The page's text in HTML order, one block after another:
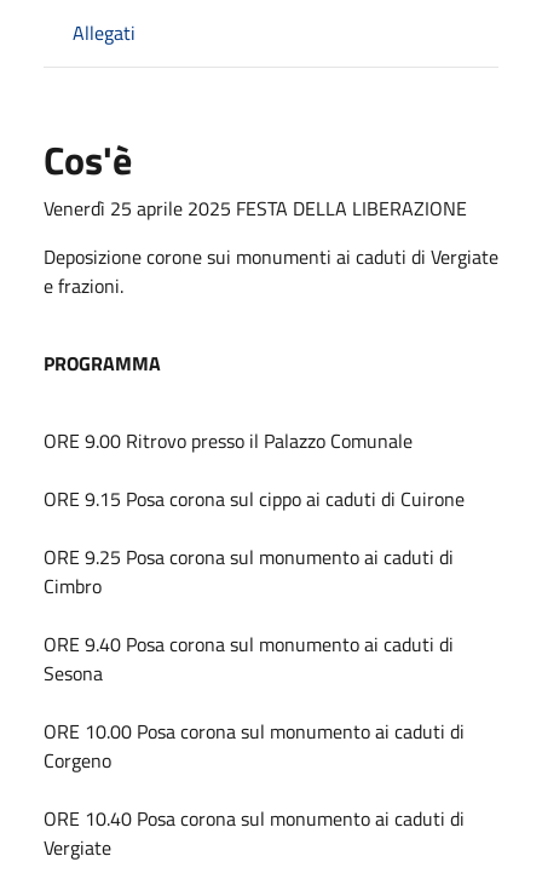
Allegati
Cos'è
Venerdì 25 aprile 2025 FESTA DELLA LIBERAZIONE
Deposizione corone sui monumenti ai caduti di Vergiate
e frazioni.
PROGRAMMA
ORE 9.00 Ritrovo presso il Palazzo Comunale
ORE 9.15 Posa corona sul cippo ai caduti di Cuirone
ORE 9.25 Posa corona sul monumento ai caduti di
Cimbro
ORE 9.40 Posa corona sul monumento ai caduti di
Sesona
ORE 10.00 Posa corona sul monumento ai caduti di
Corgeno
ORE 10.40 Posa corona sul monumento ai caduti di
Vergiate